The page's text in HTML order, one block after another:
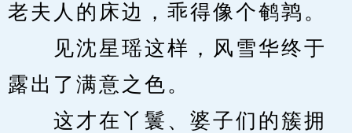
老夫人的床边，乖得像个鹌鹑。
见沈星瑶这样，风雪华终于
露出了满意之色。
这才在丫鬟、婆子们的簇拥